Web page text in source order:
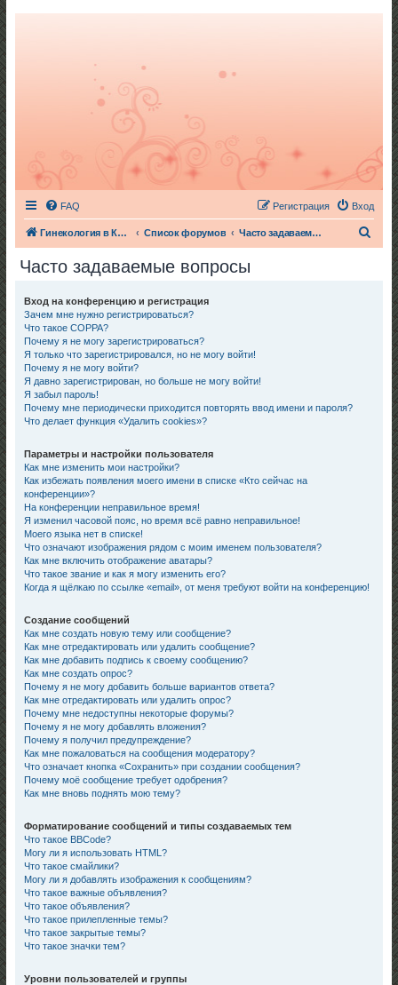
FAQ Вход
Регистрация
Гинекология в Киеве Список форумов Часто задаваемые вопросы
Часто задаваемые вопросы
Вход на конференцию и регистрация
Зачем мне нужно регистрироваться?
Что такое COPPA?
Почему я не могу зарегистрироваться?
Я только что зарегистрировался, но не могу войти!
Почему я не могу войти?
Я давно зарегистрирован, но больше не могу войти!
Я забыл пароль!
Почему мне периодически приходится повторять ввод имени и пароля?
Что делает функция «Удалить cookies»?
Параметры и настройки пользователя
Как мне изменить мои настройки?
Как избежать появления моего имени в списке «Кто сейчас на
конференции»?
На конференции неправильное время!
Я изменил часовой пояс, но время всё равно неправильное!
Моего языка нет в списке!
Что означают изображения рядом с моим именем пользователя?
Как мне включить отображение аватары?
Что такое звание и как я могу изменить его?
Когда я щёлкаю по ссылке «email», от меня требуют войти на конференцию!
Создание сообщений
Как мне создать новую тему или сообщение?
Как мне отредактировать или удалить сообщение?
Как мне добавить подпись к своему сообщению?
Как мне создать опрос?
Почему я не могу добавить больше вариантов ответа?
Как мне отредактировать или удалить опрос?
Почему мне недоступны некоторые форумы?
Почему я не могу добавлять вложения?
Почему я получил предупреждение?
Как мне пожаловаться на сообщения модератору?
Что означает кнопка «Сохранить» при создании сообщения?
Почему моё сообщение требует одобрения?
Как мне вновь поднять мою тему?
Форматирование сообщений и типы создаваемых тем
Что такое BBCode?
Могу ли я использовать HTML?
Что такое смайлики?
Могу ли я добавлять изображения к сообщениям?
Что такое важные объявления?
Что такое объявления?
Что такое прилепленные темы?
Что такое закрытые темы?
Что такое значки тем?
Уровни пользователей и группы